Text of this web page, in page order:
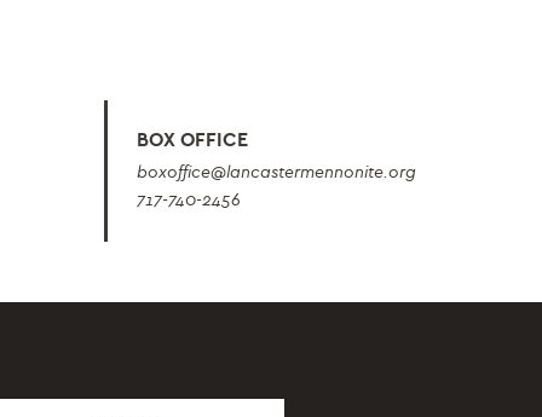
BOX OFFICE
boxoffice@lancastermennonite.org
717-740-2456